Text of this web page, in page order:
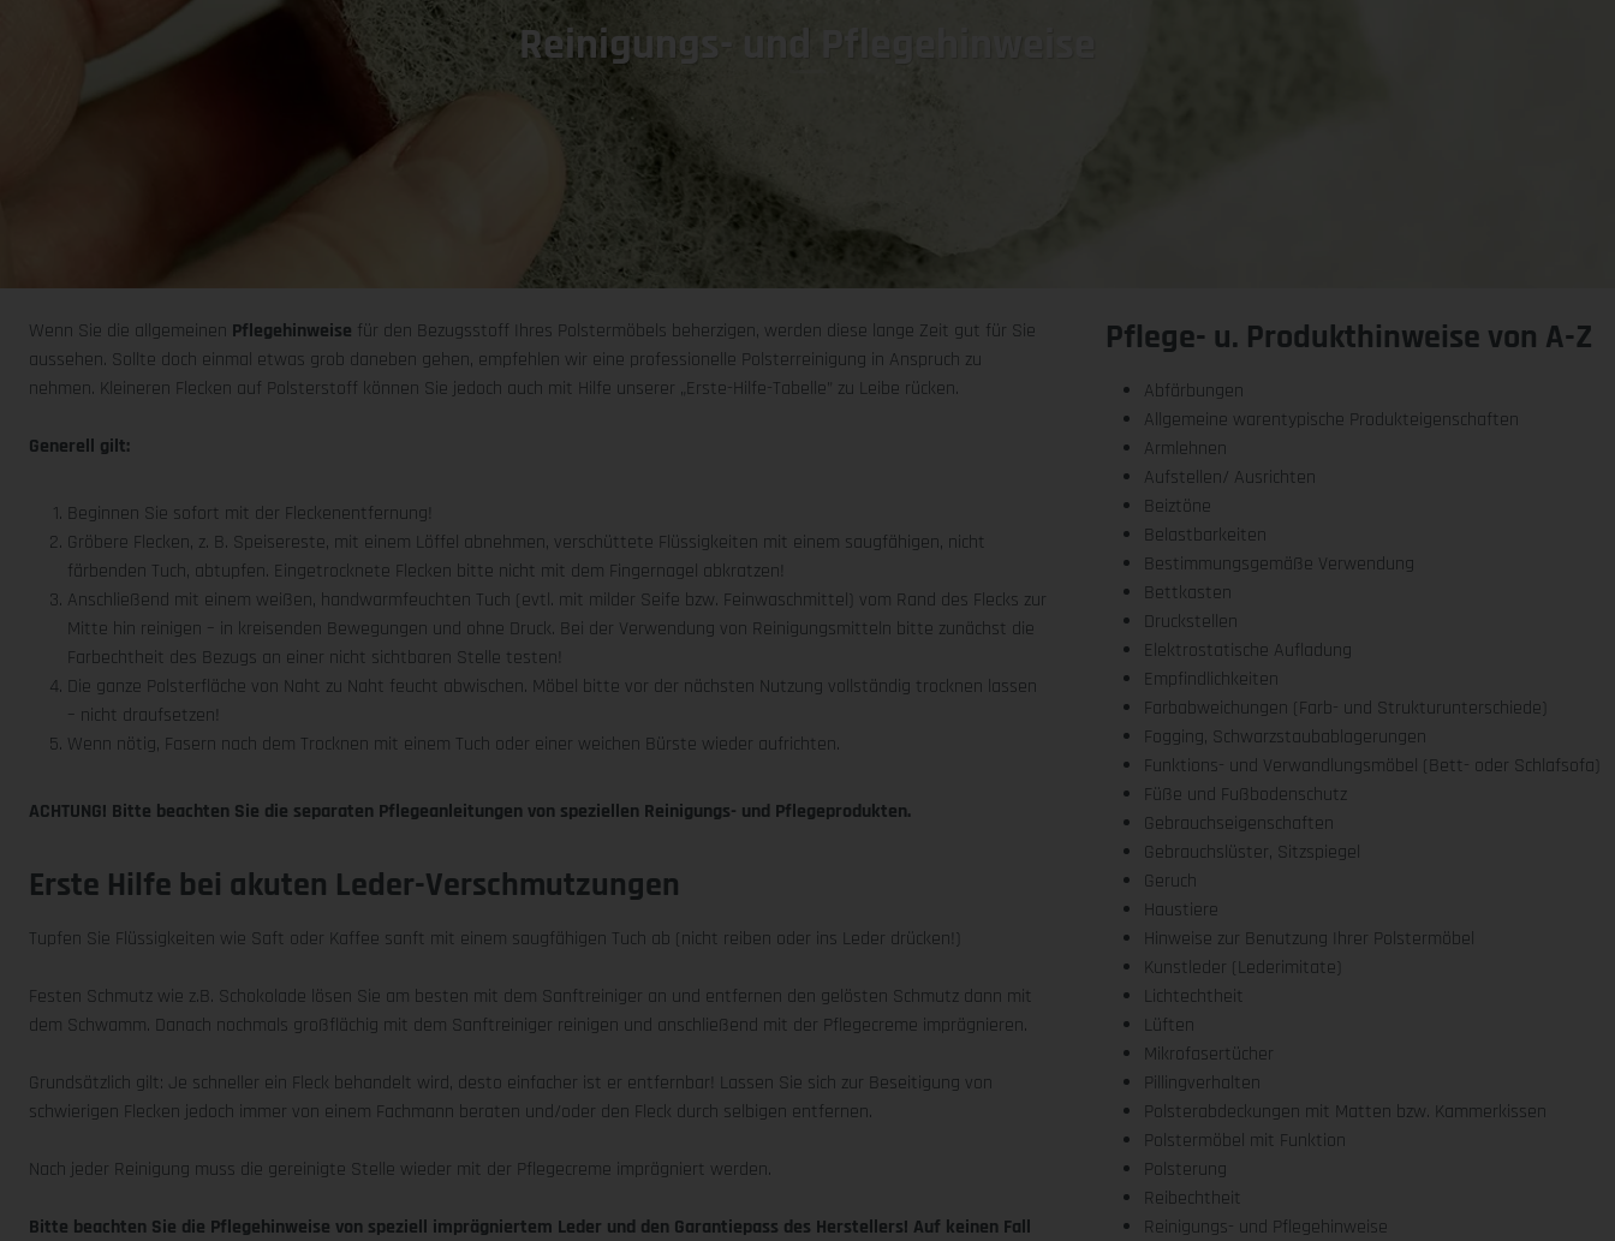
Reinigungs- und Pflegehinweise
Wenn Sie die allgemeinen Pflegehinweise für den Bezugsstoff Ihres Polstermöbels beherzigen, werden diese lange Zeit gut für Sie
aussehen. Sollte doch einmal etwas grob daneben gehen, empfehlen wir eine professionelle Polsterreinigung in Anspruch zu
nehmen. Kleineren Flecken auf Polsterstoff können Sie jedoch auch mit Hilfe unserer „Erste-Hilfe-Tabelle” zu Leibe rücken.
Generell gilt:
Beginnen Sie sofort mit der Fleckenentfernung!
Gröbere Flecken, z. B. Speisereste, mit einem Löffel abnehmen, verschüttete Flüssigkeiten mit einem saugfähigen, nicht
färbenden Tuch, abtupfen. Eingetrocknete Flecken bitte nicht mit dem Fingernagel abkratzen!
Anschließend mit einem weißen, handwarmfeuchten Tuch (evtl. mit milder Seife bzw. Feinwaschmittel) vom Rand des Flecks zur
Mitte hin reinigen – in kreisenden Bewegungen und ohne Druck. Bei der Verwendung von Reinigungsmitteln bitte zunächst die
Farbechtheit des Bezugs an einer nicht sichtbaren Stelle testen!
Die ganze Polsterfläche von Naht zu Naht feucht abwischen. Möbel bitte vor der nächsten Nutzung vollständig trocknen lassen
– nicht draufsetzen!
Wenn nötig, Fasern nach dem Trocknen mit einem Tuch oder einer weichen Bürste wieder aufrichten.
ACHTUNG! Bitte beachten Sie die separaten Pflegeanleitungen von speziellen Reinigungs- und Pflegeprodukten.
Erste Hilfe bei akuten Leder-Verschmutzungen
Tupfen Sie Flüssigkeiten wie Saft oder Kaffee sanft mit einem saugfähigen Tuch ab (nicht reiben oder ins Leder drücken!)
Festen Schmutz wie z.B. Schokolade lösen Sie am besten mit dem Sanftreiniger an und entfernen den gelösten Schmutz dann mit
dem Schwamm. Danach nochmals großflächig mit dem Sanftreiniger reinigen und anschließend mit der Pflegecreme imprägnieren.
Grundsätzlich gilt: Je schneller ein Fleck behandelt wird, desto einfacher ist er entfernbar! Lassen Sie sich zur Beseitigung von
schwierigen Flecken jedoch immer von einem Fachmann beraten und/oder den Fleck durch selbigen entfernen.
Nach jeder Reinigung muss die gereinigte Stelle wieder mit der Pflegecreme imprägniert werden.
Bitte beachten Sie die Pflegehinweise von speziell imprägniertem Leder und den Garantiepass des Herstellers! Auf keinen Fall
Pflege- u. Produkthinweise von A-Z
Abfärbungen
Allgemeine warentypische Produkteigenschaften
Armlehnen
Aufstellen/ Ausrichten
Beiztöne
Belastbarkeiten
Bestimmungsgemäße Verwendung
Bettkasten
Druckstellen
Elektrostatische Aufladung
Empfindlichkeiten
Farbabweichungen (Farb- und Strukturunterschiede)
Fogging, Schwarzstaubablagerungen
Funktions- und Verwandlungsmöbel (Bett- oder Schlafsofa)
Füße und Fußbodenschutz
Gebrauchseigenschaften
Gebrauchslüster, Sitzspiegel
Geruch
Haustiere
Hinweise zur Benutzung Ihrer Polstermöbel
Kunstleder (Lederimitate)
Lichtechtheit
Lüften
Mikrofasertücher
Pillingverhalten
Polsterabdeckungen mit Matten bzw. Kammerkissen
Polstermöbel mit Funktion
Polsterung
Reibechtheit
Reinigungs- und Pflegehinweise